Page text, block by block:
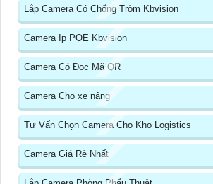
Lắp Camera Có Chống Trộm Kbvision
Camera Ip POE Kbvision
Camera Có Đọc Mã QR
Camera Cho xe nâng
Tư Vấn Chọn Camera Cho Kho Logistics
Camera Giá Rẻ Nhất